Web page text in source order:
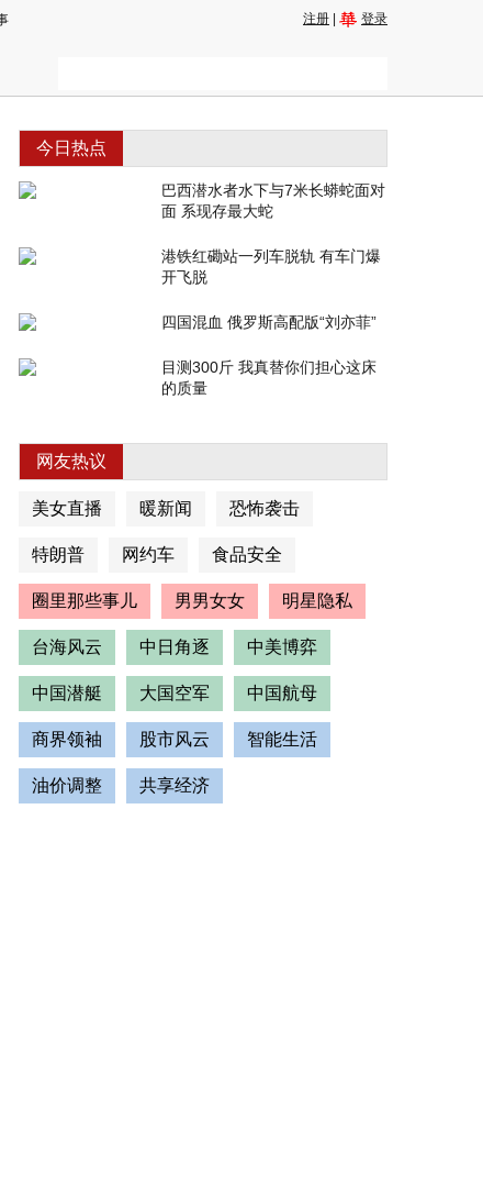
注册 登录
今日热点
巴西潜水者水下与7米长蟒蛇面对
面 系现存最大蛇
港铁红磡站一列车脱轨 有车门爆
开飞脱
四国混血 俄罗斯高配版“刘亦菲”
目测300斤 我真替你们担心这床
的质量
网友热议
美女直播 暖新闻 恐怖袭击
特朗普 网约车 食品安全
圈里那些事儿 男男女女 明星隐私
台海风云 中日角逐 中美博弈
中国潜艇 大国空军 中国航母
商界领袖 股市风云 智能生活
油价调整 共享经济